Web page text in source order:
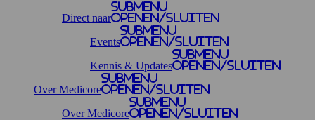
Direct naar
Submenu
openen/sluiten
Events
Submenu
openen/sluiten
Kennis & Updates
Submenu
openen/sluiten
Over Medicore
Submenu
openen/sluiten
Over Medicore
Submenu
openen/sluiten